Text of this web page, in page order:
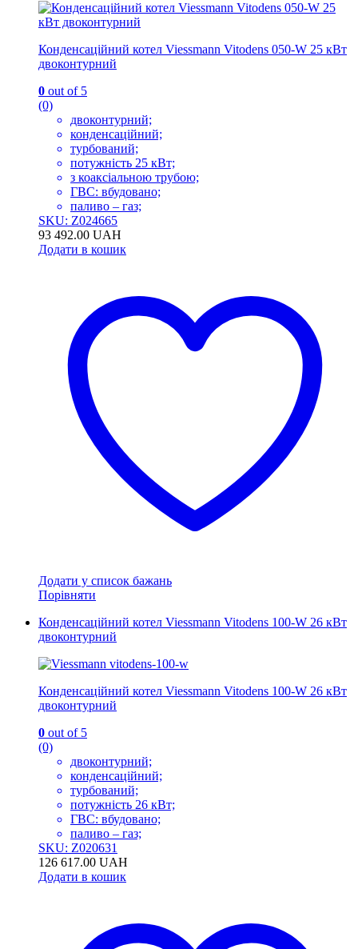
Конденсаційний котел Viessmann Vitodens 050-W 25 кВт
двоконтурний
0 out of 5
(0)
двоконтурний;
конденсаційний;
турбований;
потужність 25 кВт;
з коаксіальною трубою;
ГВС: вбудовано;
паливо – газ;
SKU: Z024665
93 492.00 UAH
Додати в кошик
Додати у список бажань
Порівняти
Конденсаційний котел Viessmann Vitodens 100-W 26 кВт
двоконтурний
Конденсаційний котел Viessmann Vitodens 100-W 26 кВт
двоконтурний
0 out of 5
(0)
двоконтурний;
конденсаційний;
турбований;
потужність 26 кВт;
ГВС: вбудовано;
паливо – газ;
SKU: Z020631
126 617.00 UAH
Додати в кошик